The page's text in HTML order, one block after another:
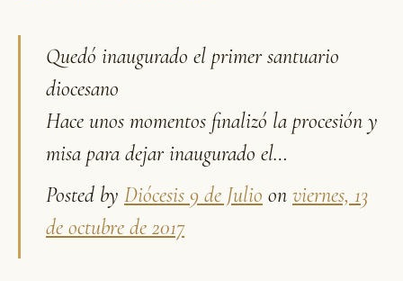
Quedó inaugurado el primer santuario
diocesano
Hace unos momentos finalizó la procesión y
misa para dejar inaugurado el…
Posted by Diócesis 9 de Julio on viernes, 13
de octubre de 2017